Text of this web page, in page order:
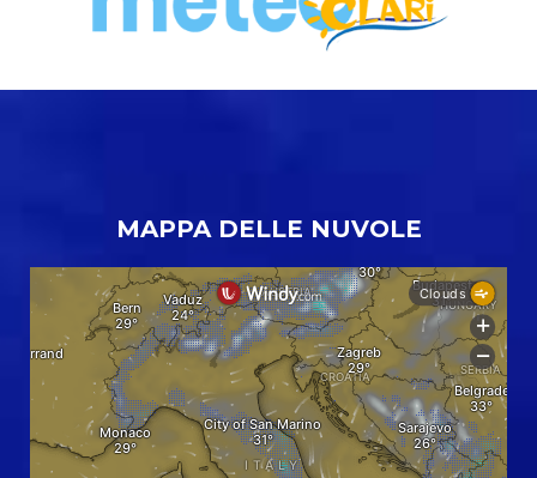
MAPPA DELLE NUVOLE